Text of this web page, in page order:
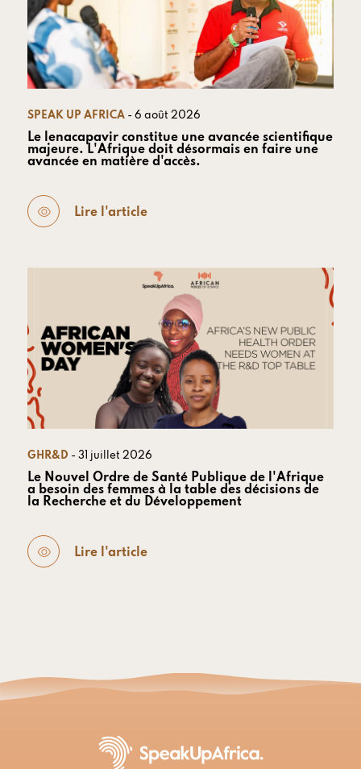
SPEAK UP AFRICA - 6 août 2026
Le lenacapavir constitue une avancée scientifique
majeure. L'Afrique doit désormais en faire une
avancée en matière d'accès.
Lire l'article
GHR&D - 31 juillet 2026
Le Nouvel Ordre de Santé Publique de l'Afrique
a besoin des femmes à la table des décisions de
la Recherche et du Développement
Lire l'article